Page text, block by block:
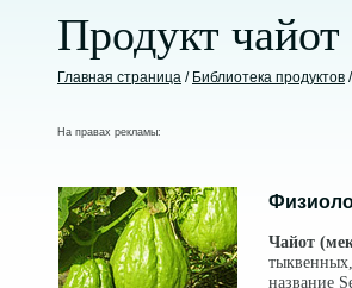
Продукт
Главная страница / Библиотека продуктов /
На правах рекламы:
Чайот
название